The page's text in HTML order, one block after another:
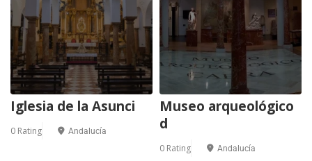
Iglesia de la Asunci
0 Rating Andalucía
Museo arqueológico
d
0 Rating Andalucía